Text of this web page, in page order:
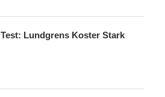
Test: Lundgrens Koster Stark